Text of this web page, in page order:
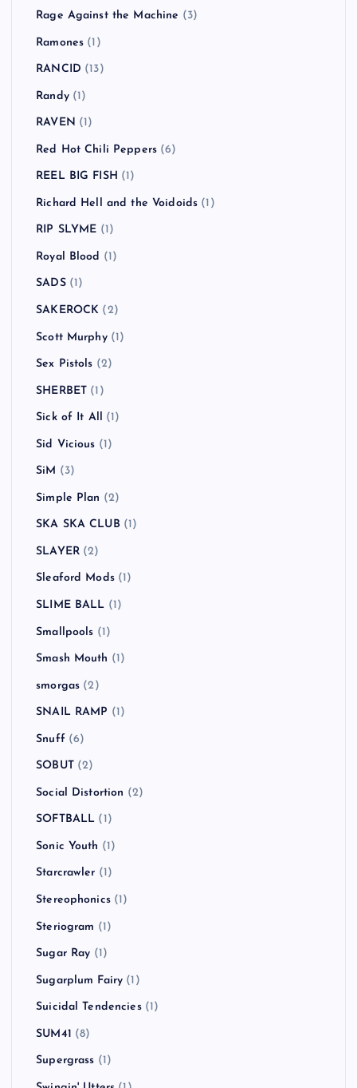
Rage Against the Machine (3)
Ramones (1)
RANCID (13)
Randy(1)
RAVEN (1)
Red Hot Chili Peppers (6)
REEL BIG FISH (1)
Richard Hell and the Voidoids (1)
RIP SLYME (1)
Royal Blood (1)
SADS(1)
SAKEROCK (2)
Scott Murphy(1)
Sex Pistols (2)
SHERBET (1)
Sick of It All (1)
Sid Vicious (1)
SiM (3)
Simple Plan (2)
SKA SKA CLUB (1)
SLAYER(2)
Sleaford Mods(1)
SLIME BALL (1)
Smallpools (1)
Smash Mouth (1)
smorgas (2)
SNAIL RAMP (1)
Snuff (6)
SOBUT(2)
Social Distortion (2)
SOFTBALL (1)
Sonic Youth (1)
Starcrawler (1)
Stereophonics(1)
Steriogram (1)
Sugar Ray (1)
Sugarplum Fairy (1)
Suicidal Tendencies(1)
SUM41 (8)
Supergrass (1)